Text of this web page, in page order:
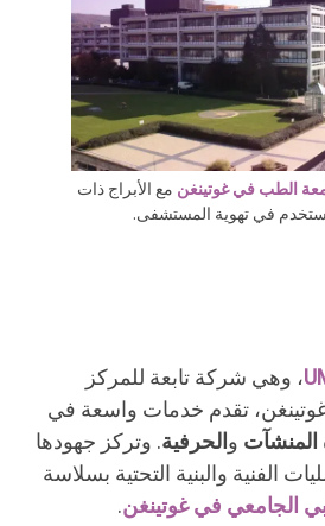
الطب في غوتينغن مع الأبراج ذات
تُستخدم في تهوية المستشفى.
، وهي شركة تابعة للمركز
تقدم خدمات واسعة في
المنشآت و الحرفية. وتركز جهودها
الفنية والبنية التحتية بسلاسة
الجامعي في غوتينغن.